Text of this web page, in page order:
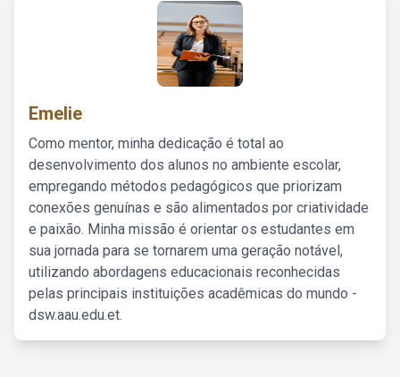
Emelie
Como mentor, minha dedicação é total ao
desenvolvimento dos alunos no ambiente escolar,
empregando métodos pedagógicos que priorizam
conexões genuínas e são alimentados por criatividade
e paixão. Minha missão é orientar os estudantes em
sua jornada para se tornarem uma geração notável,
utilizando abordagens educacionais reconhecidas
pelas principais instituições acadêmicas do mundo -
dsw.aau.edu.et.